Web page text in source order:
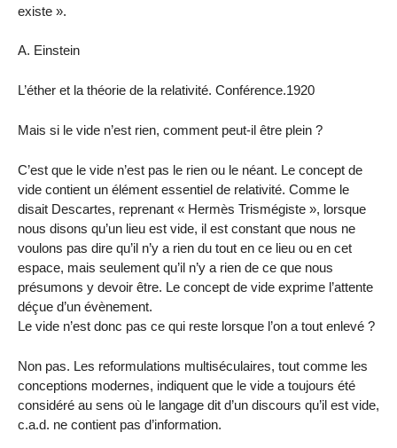
existe ».
A. Einstein
L’éther et la théorie de la relativité. Conférence.1920
Mais si le vide n’est rien, comment peut-il être plein ?
C’est que le vide n’est pas le rien ou le néant. Le concept de
vide contient un élément essentiel de relativité. Comme le
disait Descartes, reprenant « Hermès Trismégiste », lorsque
nous disons qu’un lieu est vide, il est constant que nous ne
voulons pas dire qu’il n’y a rien du tout en ce lieu ou en cet
espace, mais seulement qu’il n’y a rien de ce que nous
présumons y devoir être. Le concept de vide exprime l’attente
déçue d’un évènement.
Le vide n’est donc pas ce qui reste lorsque l’on a tout enlevé ?
Non pas. Les reformulations multiséculaires, tout comme les
conceptions modernes, indiquent que le vide a toujours été
considéré au sens où le langage dit d’un discours qu’il est vide,
c.a.d. ne contient pas d’information.